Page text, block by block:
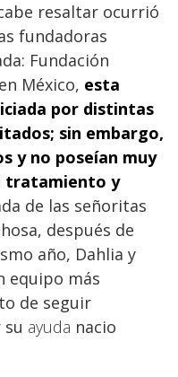
resaltar ocurrió
fundadoras
Fundación
México, esta
por distintas
sin embargo,
y no poseían muy
tratamiento y
de las señoritas
después de
año, Dahlia y
equipo más
de seguir
ayuda nacio